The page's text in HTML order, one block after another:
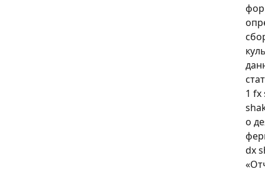
1 fx
о
dx